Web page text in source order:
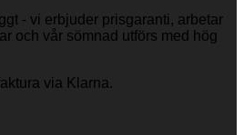
- vi erbjuder prisgaranti, arbetar
och vår sömnad utförs med hög
via Klarna.